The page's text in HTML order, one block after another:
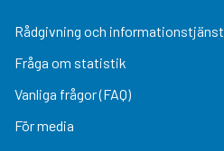
Rådgivning och informationstjänst
Fråga om statistik
Vanliga frågor (FAQ)
För media